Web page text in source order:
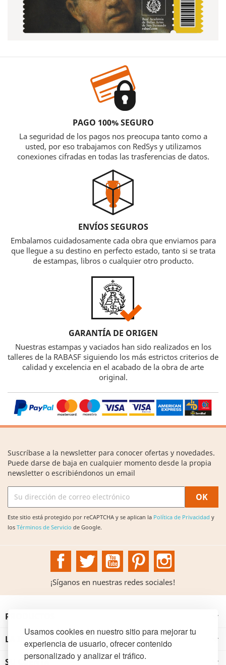
Usamos cookies en nuestro sitio para mejorar tu
experiencia de usuario, ofrecer contenido
personalizado y analizar el tráfico.
PAGO 100% SEGURO
La seguridad de los pagos nos preocupa tanto como a
usted, por eso trabajamos con RedSys y utilizamos
conexiones cifradas en todas las trasferencias de datos.
ENVÍOS SEGUROS
Embalamos cuidadosamente cada obra que enviamos para
que llegue a su destino en perfecto estado, tanto si se trata
de estampas, libros o cualquier otro producto.
GARANTÍA DE ORIGEN
Nuestras estampas y vaciados han sido realizados en los
talleres de la RABASF siguiendo los más estrictos criterios de
calidad y excelencia en el acabado de la obra de arte
original.
Suscríbase a la newsletter para conocer ofertas y novedades.
Puede darse de baja en cualquier momento desde la propia
newsletter o escribiéndonos un email
Este sitio está protegido por reCAPTCHA y se aplican la Política de Privacidad y
los Términos de Servicio de Google.
FacebookTwitter YouTubePinterest
¡Síganos en nuestras redes sociales!
PRODUCTOS 
LA INSTITUCIÓN 
SU CUENTA 